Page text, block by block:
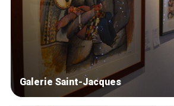
Blog
Tops 10
Brussels Knowhow
About us
Galerie Saint-Jacques